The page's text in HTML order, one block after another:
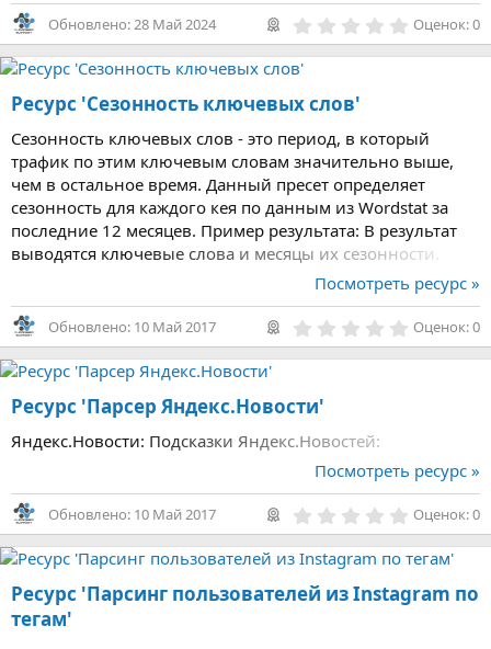
Обновлено:28 Май 2024 0
,
0
з
д
Оценок: 0
Ресурс 'Сезонность ключевых слов'
Сезонность ключевых слов - это период, в который
трафик по этим ключевым словам значительно выше,
чем в остальное время. Данный пресет определяет
сезонность для каждого кея по данным из Wordstat за
последние 12 месяцев. Пример результата: В результат
выводятся ключевые слова и месяцы их сезонности.
Посмотреть ресурс »
Обновлено: 10 Май 2017 0
,
0
Оценок: 0
Ресурс 'Парсер Яндекс.Новости'
Яндекс.Новости: Подсказки Яндекс.Новостей:
Посмотреть ресурс »
Обновлено: 10 Май 2017 0
,
0
0
в
ё
Оценок: 0
Ресурс 'Парсинг пользователей из Instagram по
тегам'